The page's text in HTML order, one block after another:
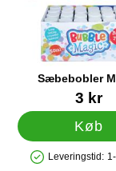
Sæbebobler
Varenr 124373 kr
Køb
Leveringstid: